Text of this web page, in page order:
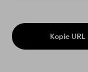
Kopie URL